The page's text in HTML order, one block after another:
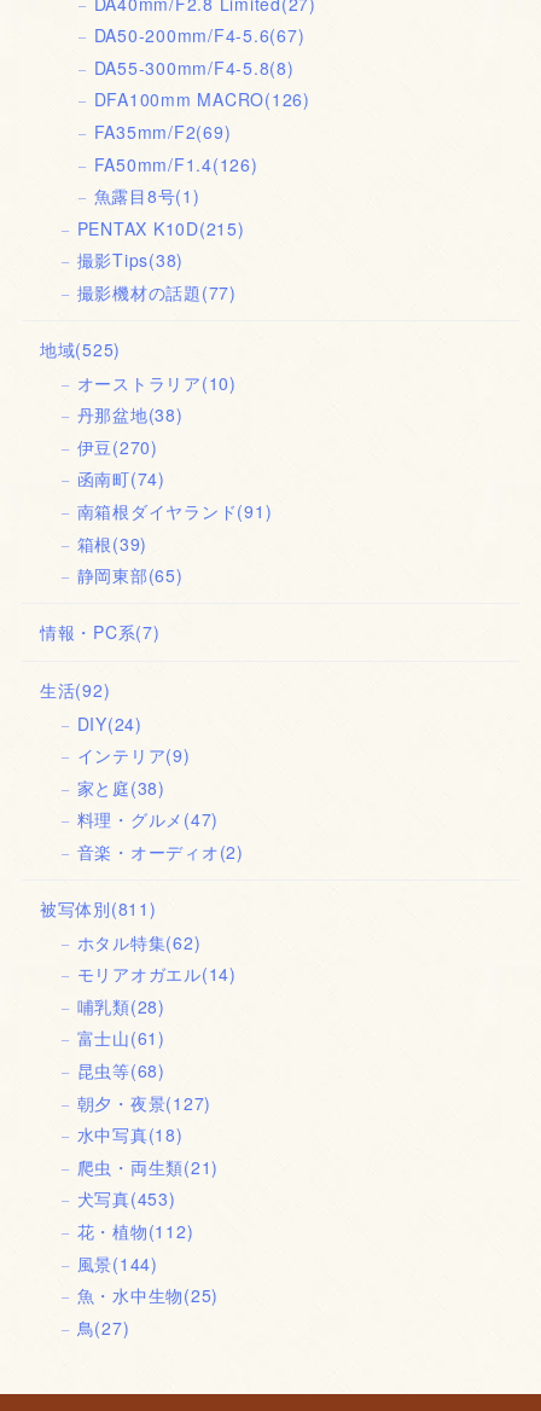
DA50-200mm/F4-5.6(67)
DA55-300mm/F4-5.8(8)
DFA100mm MACRO(126)
FA35mm/F2(69)
FA50mm/F1.4(126)
魚露目8号(1)
PENTAX K10D(215)
撮影Tips(38)
撮影機材の話題 (77)
地域(525)
オーストラリア(10)
丹那盆地(38)
伊豆(270)
函南町(74)
南箱根ダイヤランド(91)
箱根(39)
静岡東部(65)
情報・PC系(7)
生活(92)
DIY(24)
インテリア(9)
家と庭(38)
料理・グルメ (47)
音楽・オーディオ(2)
被写体別(811)
ホタル特集(62)
モリアオガエル(14)
哺乳類(28)
富士山(61)
昆虫等(68)
朝夕・夜景(127)
水中写真(18)
爬虫・両生類(21)
犬写真(453)
花・植物(112)
風景(144)
魚・水中生物(25)
鳥(27)